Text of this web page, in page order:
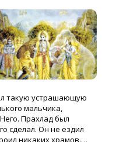
такую устрашающую
мальчика,
Прахлад был
сделал. Он не ездил